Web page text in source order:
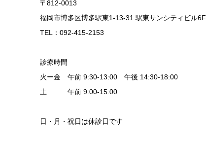
〒812-0013
福岡市博多区博多駅東1-13-31 駅東サンシティビル6F
TEL：092-415-2153
診療時間
火ー金 午前 9:30-13:00 午後 14:30-18:00
土 午前 9:00-15:00
日・月・祝日は休診日です